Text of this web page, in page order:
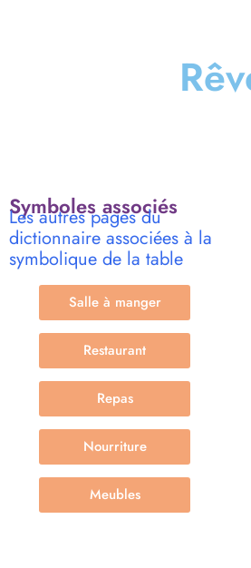
Symboles associés
Les autres pages du
dictionnaire associées à la
symbolique de la table
Salle à manger
Restaurant
Repas
Nourriture
Meubles